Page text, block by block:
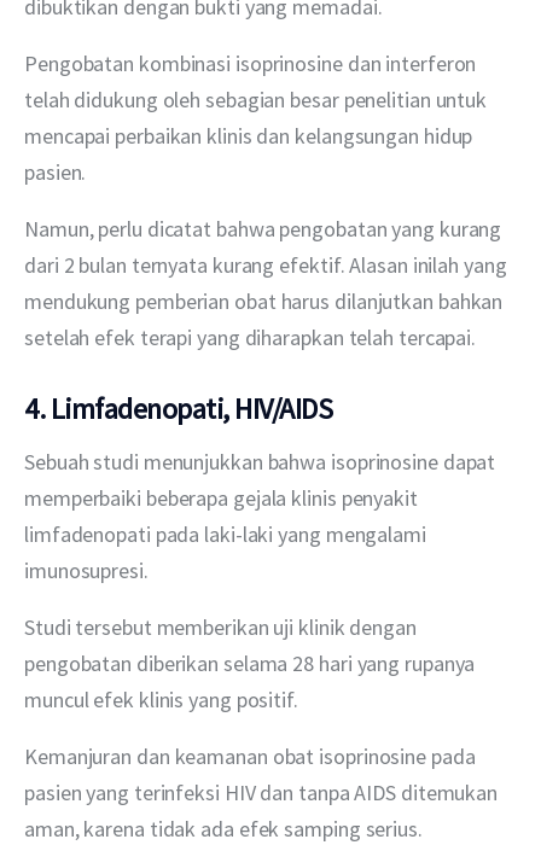
dibuktikan dengan bukti yang memadai.
Pengobatan kombinasi isoprinosine dan interferon
telah didukung oleh sebagian besar penelitian untuk
mencapai perbaikan klinis dan kelangsungan hidup
pasien.
Namun, perlu dicatat bahwa pengobatan yang kurang
dari 2 bulan ternyata kurang efektif. Alasan inilah yang
mendukung pemberian obat harus dilanjutkan bahkan
setelah efek terapi yang diharapkan telah tercapai.
4. Limfadenopati, HIV/AIDS
Sebuah studi menunjukkan bahwa isoprinosine dapat
memperbaiki beberapa gejala klinis penyakit
limfadenopati pada laki-laki yang mengalami
imunosupresi.
Studi tersebut memberikan uji klinik dengan
pengobatan diberikan selama 28 hari yang rupanya
muncul efek klinis yang positif.
Kemanjuran dan keamanan obat isoprinosine pada
pasien yang terinfeksi HIV dan tanpa AIDS ditemukan
aman, karena tidak ada efek samping serius.